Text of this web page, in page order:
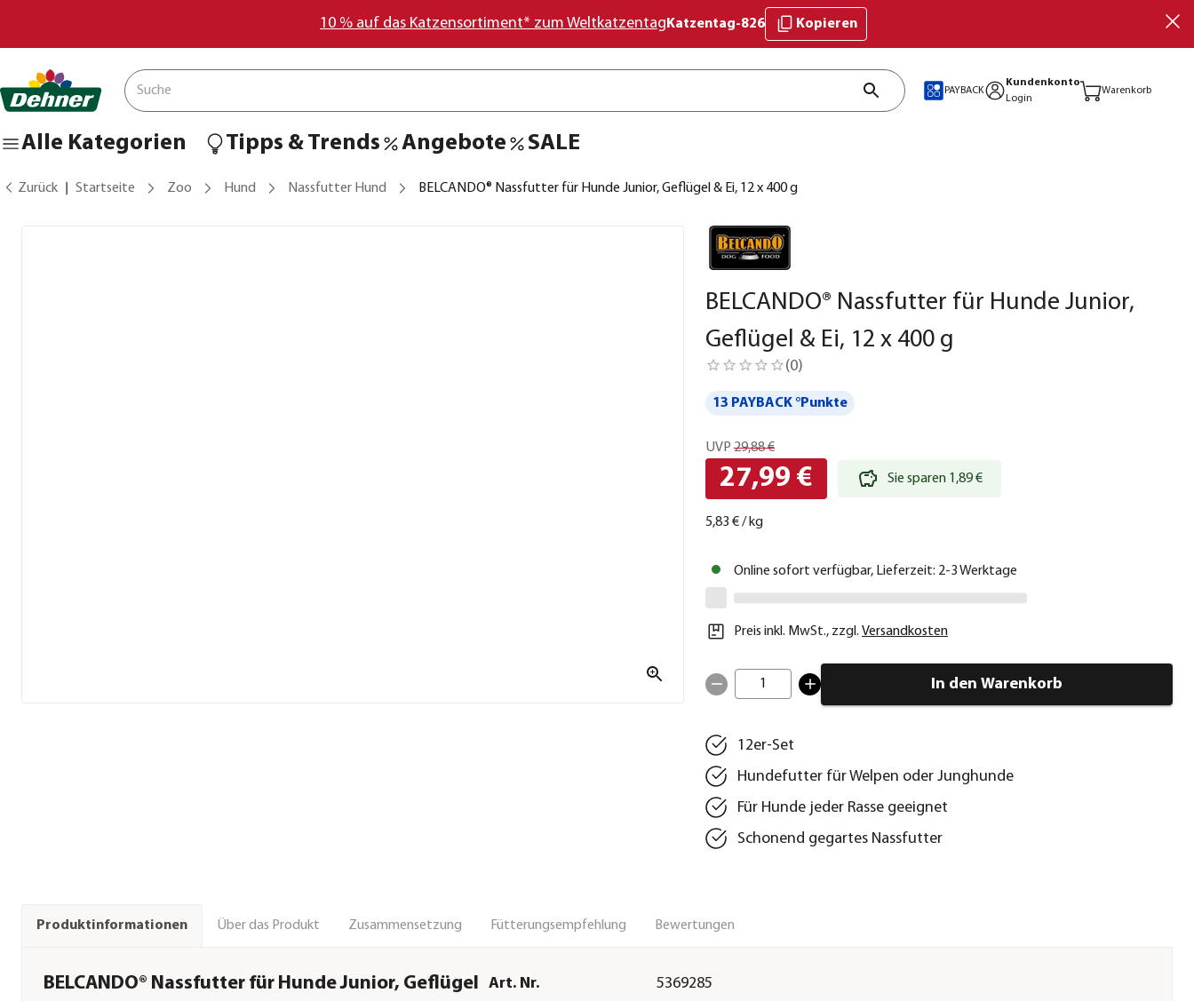
10 % auf das Katzensortiment* zum Weltkatzentag Katzentag-826 Kopieren
PAYBACK
Kundenkonto
Login
Warenkorb
Alle Kategorien Tipps & Trends Angebote SALE
Zurück Startseite Zoo Hund Nassfutter Hund BELCANDO® Nassfutter für Hunde Junior, Geflügel & Ei, 12 x 400 g
BELCANDO® Nassfutter für Hunde Junior,
Geflügel & Ei, 12 x 400 g
(0)
13 PAYBACK °Punkte
UVP 29,88 €
27,99 € Sie sparen 1,89 €
5,83 €/ kg
Online sofort verfügbar, Lieferzeit: 2-3 Werktage
Preis inkl. MwSt., zzgl. Versandkosten
1 In den Warenkorb
12er-Set
Hundefutter für Welpen oder Junghunde
Für Hunde jeder Rasse geeignet
Schonend gegartes Nassfutter
Produktinformationen Über das Produkt Zusammensetzung Fütterungsempfehlung Bewertungen
BELCANDO® Nassfutter für Hunde Junior, Geflügel
Art. Nr. 5369285